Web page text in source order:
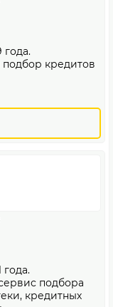
года.
кредитов
года.
подбора
кредитных